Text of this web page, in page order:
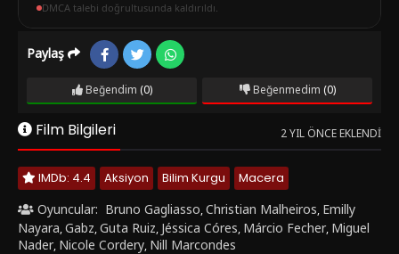
DMCA talebi doğrultusunda kaldırıldı.
Paylaş
Beğendim (0) Beğenmedim (0)
Film Bilgileri 2 YIL ÖNCE EKLENDI
IMDb: 4.4 Aksiyon Bilim Kurgu
Macera
Oyuncular: Bruno Gagliasso,Christian Malheiros, Emilly
Nayara,Gabz,Guta Ruiz, Jéssica Córes, Márcio Fecher, Miguel
Nader, Nicole Cordery, Nill Marcondes